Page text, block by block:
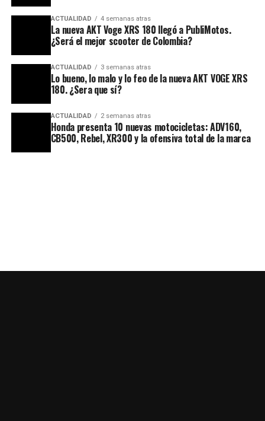
ACTUALIDAD 4 semanas atras
La nueva AKT Voge XRS 180 llegó a PubliMotos.
¿Será el mejor scooter de Colombia?
ACTUALIDAD 3 semanas atras
Lo bueno, lo malo y lo feo de la nueva AKT VOGE XRS
180. ¿Sera que sí?
ACTUALIDAD 2 semanas atras
Honda presenta 10 nuevas motocicletas: ADV160,
CB500, Rebel, XR300 y la ofensiva total de la marca